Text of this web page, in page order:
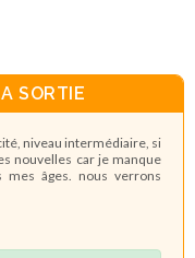
SORTIE
niveau intermédiaire, si
nouvelles car je manque
mes âges. nous verrons